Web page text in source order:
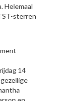
Helemaal
sterren
14